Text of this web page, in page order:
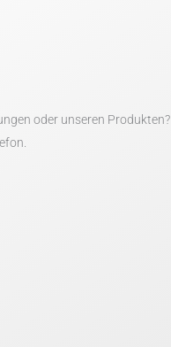
oder unseren Produkten?